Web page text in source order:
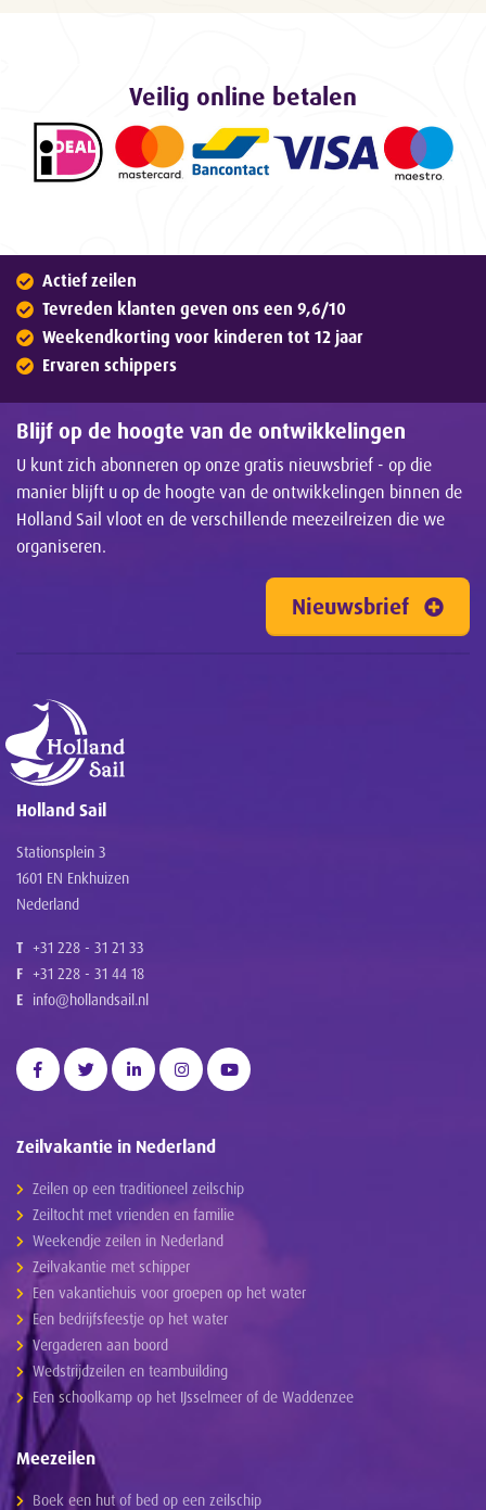
Veilig online betalen
Actief zeilen
Tevreden klanten geven ons een 9,6/10
Weekendkorting voor kinderen tot 12 jaar
Ervaren schippers
Blijf op de hoogte van de ontwikkelingen
U kunt zich abonneren op onze gratis nieuwsbrief - op die
manier blijft u op de hoogte van de ontwikkelingen binnen de
Holland Sail vloot en de verschillende meezeilreizen die we
organiseren.
Nieuwsbrief
Holland Sail
Stationsplein 3
1601 EN Enkhuizen
Nederland
T +31 228 - 31 21 33
F +31 228 - 31 44 18
E info@hollandsail.nl
Zeilvakantie in Nederland
Zeilen op een traditioneel zeilschip
Zeiltocht met vrienden en familie
Weekendje zeilen in Nederland
Zeilvakantie met schipper
Een vakantiehuis voor groepen op het water
Een bedrijfsfeestje op het water
Vergaderen aan boord
Wedstrijdzeilen en teambuilding
Een schoolkamp op het IJsselmeer of de Waddenzee
Meezeilen
Boek een hut of bed op een zeilschip